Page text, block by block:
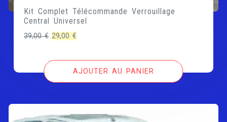
Kit Complet Télécommande Verrouillage
Central Universel
39,00€ Le
initial
29,00€
actuel
est :
AJOUTER AU PANIER